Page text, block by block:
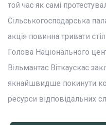
той час як самі
Сільськогосподарська
акція повинна тривати
Голова Національного
Вільмантас Віткаускас
якнайшвидше покинути
ресурси відповідальних